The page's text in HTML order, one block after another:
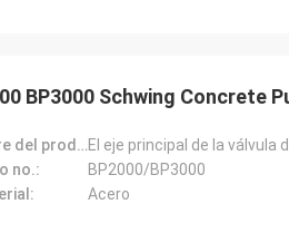
BP3000 Schwing Concrete
Nombre del producto:El eje principal de la válvula
no.:
BP2000/BP3000
Acero